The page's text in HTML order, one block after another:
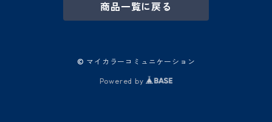
商品一覧に戻る
© マイカラーコミュニケーション
Powered by